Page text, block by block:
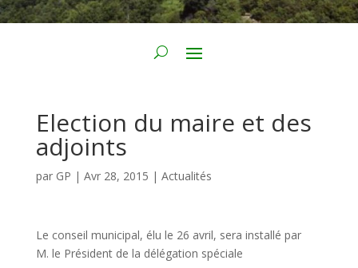
Election du maire et des
adjoints
par GP | Avr 28, 2015 | Actualités
Le conseil municipal, élu le 26 avril, sera installé par
M. le Président de la délégation spéciale